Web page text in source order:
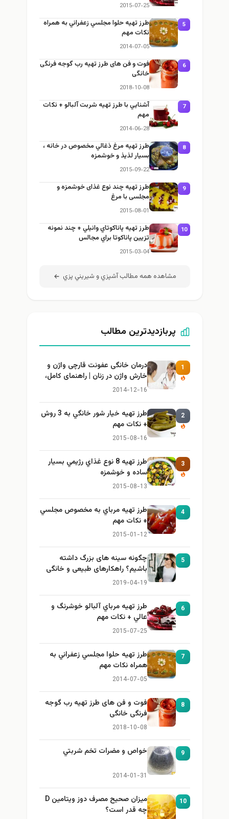
2015-07-25
طرز تهيه حلوا مجلسي زعفراني به همراه
نكات مهم
2014-07-05
فوت و فن های طرز تهیه رب گوجه فرنگی
خانگی
2018-10-08
آشنايي با طرز تهيه شربت آلبالو + نكات
مهم
2014-06-28
طرز تهيه مرغ ذغالي مخصوص در خانه ،
بسيار لذيذ و خوشمزه
2015-09-22
طرز تهيه چند نوع غذای خوشمزه و
مجلسی با مرغ
2015-08-01
طرز تهيه پاناكوتاي وانيلي + چند نمونه
تزيين پاناكوتا براي مجالس
2015-03-04
مشاهده همه مطالب آشپزي و شيريني پزي
پربازدیدترین مطالب
درمان خانگی عفونت قارچی واژن و
خارش واژن در زنان | راهنمای کامل،
ایمن و کاربردی
2014-12-16
طرز تهيه خیار شور خانگي به 3 روش
+ نكات مهم
2015-08-16
طرز تهيه 8 نوع غذاي رژيمي بسيار
ساده و خوشمزه
2015-08-13
طرز تهيه مرباي به مخصوص مجلسي
+ نكات مهم
2015-01-12
چگونه سینه های بزرگ داشته
باشیم؟ راهکارهای طبیعی و خانگی
برای بزرگ کردن سینه
2019-04-19
طرز تهيه مرباي آلبالو خوشرنگ و
عالي + نكات مهم
2015-07-25
طرز تهيه حلوا مجلسي زعفراني به
همراه نكات مهم
2014-07-05
فوت و فن های طرز تهیه رب گوجه
فرنگی خانگی
2018-10-08
خواص و مضرات تخم شربتي
2014-01-31
میزان صحیح مصرف دوز ویتامین D
چه قدر است؟